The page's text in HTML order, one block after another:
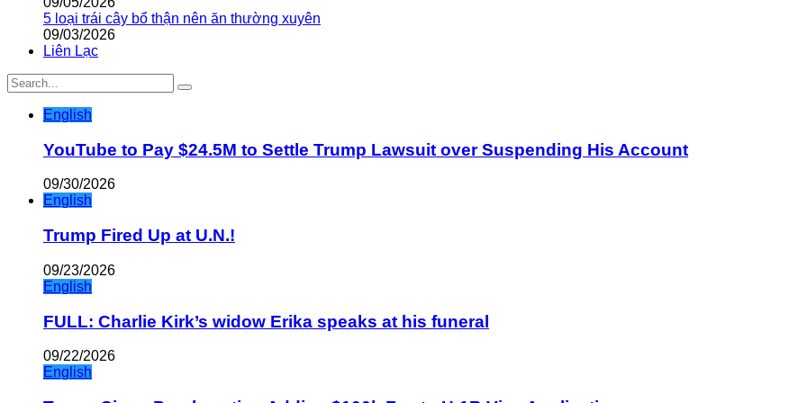
5 loại trái cây bổ thận nên ăn thường xuyên
09/03/2026
Liên Lạc
English
YouTube to Pay $24.5M to Settle Trump Lawsuit over Suspending His Account
09/30/2026
English
Trump Fired Up at U.N.!
09/23/2026
English
FULL: Charlie Kirk’s widow Erika speaks at his funeral
09/22/2026
English